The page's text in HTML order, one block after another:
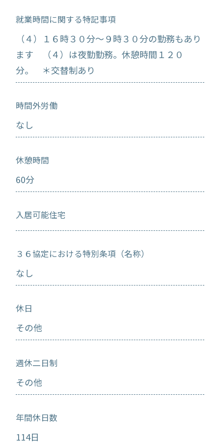
就業時間に関する特記事項
（４）１６時３０分～９時３０分の勤務もあり
ます （４）は夜勤勤務。休憩時間１２０
分。 ＊交替制あり
時間外労働
なし
休憩時間
60分
入居可能住宅
３６協定における特別条項（名称）
なし
休日
その他
週休二日制
その他
年間休日数
114日